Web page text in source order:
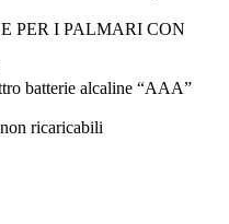
PER I PALMARI CON
batterie alcaline “AAA”
ricaricabili